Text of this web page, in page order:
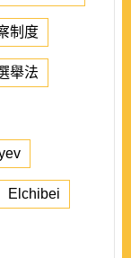
制度
舉法
Elchibei